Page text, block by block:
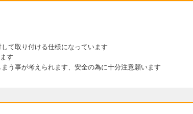
て取り付ける仕様になっています
す
う事が考えられます、安全の為に十分注意願います